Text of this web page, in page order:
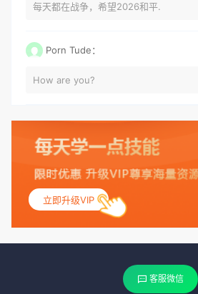
每天都在战争，希望2026和平.
Porn Tude：
How are you?
立即升级VIP
客服微信